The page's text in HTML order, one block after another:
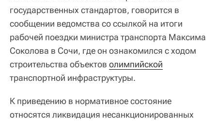
государственных стандартов, говорится в
сообщении ведомства со ссылкой на итоги
рабочей поездки министра транспорта Максима
Соколова в Сочи, где он ознакомился с ходом
строительства объектов олимпийской
транспортной инфраструктуры.
К приведению в нормативное состояние
относятся ликвидация несанкционированных